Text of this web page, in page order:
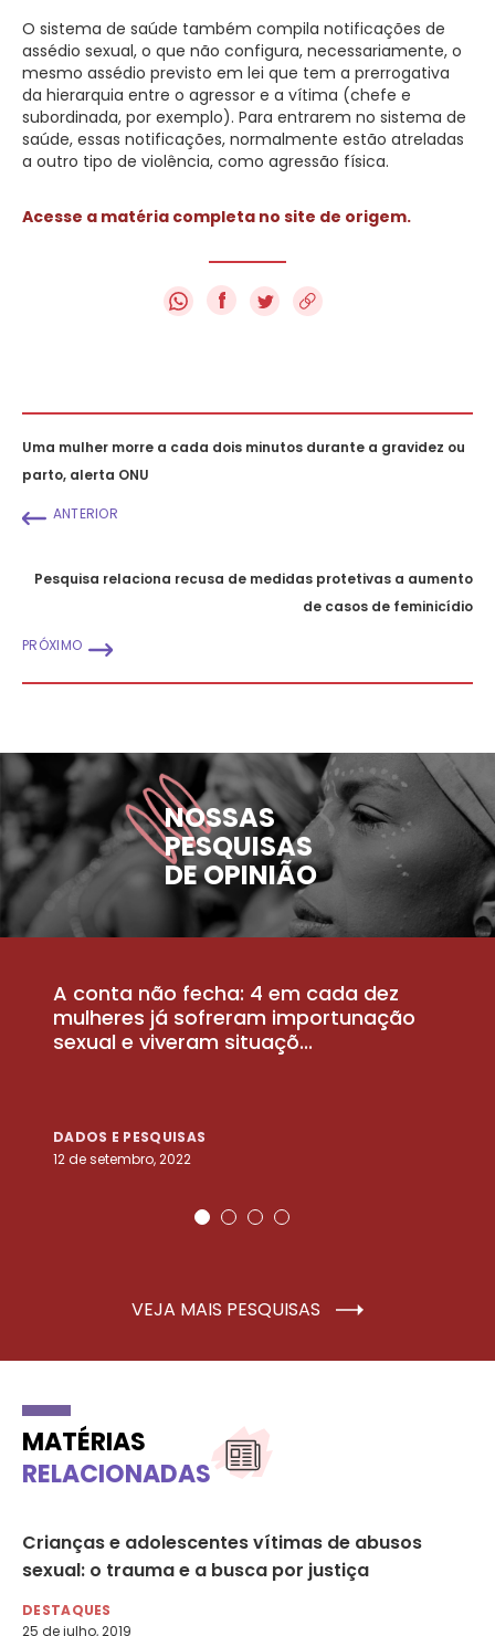
O sistema de saúde também compila notificações de
assédio sexual, o que não configura, necessariamente, o
mesmo assédio previsto em lei que tem a prerrogativa
da hierarquia entre o agressor e a vítima (chefe e
subordinada, por exemplo). Para entrarem no sistema de
saúde, essas notificações, normalmente estão atreladas
a outro tipo de violência, como agressão física.
Acesse a matéria completa no site de origem.
f
Uma mulher morre a cada dois minutos durante a gravidez ou
parto, alerta ONU
ANTERIOR
Pesquisa relaciona recusa de medidas protetivas a aumento
de casos de feminicídio
PRÓXIMO
NOSSAS
PESQUISAS
DE OPINIÃO
A conta não fecha: 4 em cada dez
mulheres já sofreram importunação
sexual e viveram situaçõ...
DADOS E PESQUISAS
12 de setembro, 2022
VEJA MAIS PESQUISAS
MATÉRIAS
RELACIONADAS
Crianças e adolescentes vítimas de abusos
sexual: o trauma e a busca por justiça
DESTAQUES
25 de julho, 2019